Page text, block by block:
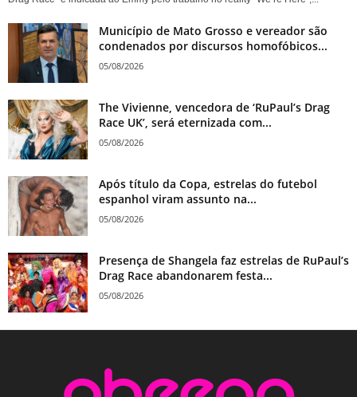
Município de Mato Grosso e vereador são
condenados por discursos homofóbicos...
05/08/2026
The Vivienne, vencedora de ‘RuPaul’s Drag
Race UK’, será eternizada com...
05/08/2026
Após título da Copa, estrelas do futebol
espanhol viram assunto na...
05/08/2026
Presença de Shangela faz estrelas de RuPaul’s
Drag Race abandonarem festa...
05/08/2026